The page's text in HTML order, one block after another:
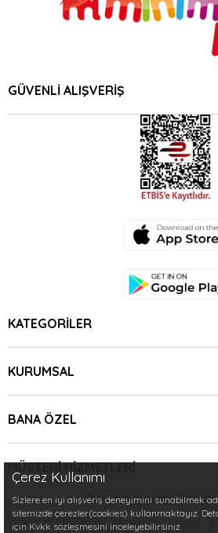
GÜVENLİ ALIŞVERİŞ
KATEGORİLER
KURUMSAL
BANA ÖZEL
MÜŞTERİ HİZMETLERİ
© 2024 Minimoda | Tüm
Çerez Kullanımı
Sizlere en iyi alışveriş deneyimini sunabilmek
sitemizde çerezler(cookies) kullanmaktayız.
için Kvkk sözleşmesini inceleyebilirsiniz.